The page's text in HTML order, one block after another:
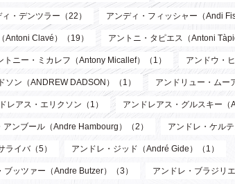
・デンツラー（22） アンディ・フィッシャー（Andi
Antoni Clavé）（19） アントニ・タピエス（Antoni
トニー・ミカレフ（Antony Micallef）（1） アンドウ・ヒ
ソン（ANDREW DADSON）（1） アンドリュー・ムー
レアス・エリクソン（1） アンドレアス・グルスキー（
アンブール（Andre Hambourg）（2） アンドレ・ケル
ライバ（5） アンドレ・ジッド（André Gide）（1）
ブッツァー（Andre Butzer）（3） アンドレ・ブラジリ